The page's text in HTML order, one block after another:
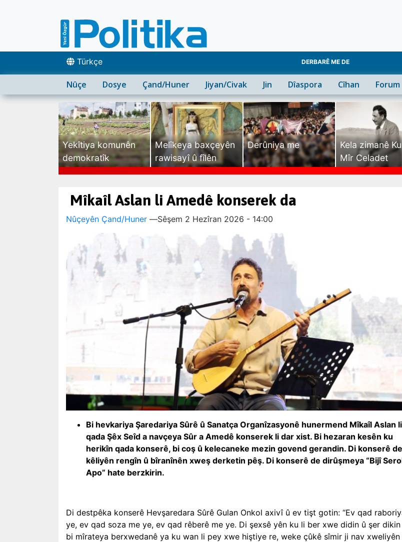
Türkçe DERBARÊ ME DE
Nûçe Dosye Çand/Huner Jiyan/Civak Jin Dîaspora Cîhan Forum
Yekîtiya komunên
demokratîk
Melîkeya baxçeyên
rawisayî û fîlên
Derûniya me
Kela zimanê
Mîr Celadet
Mîkaîl Aslan li Amedê konserek da
Nûçeyên Çand/Huner —Sêşem 2 Hezîran 2026 - 14:00
Bi hevkariya Şaredariya Sûrê û Sanatça Organîzasyonê hunermend Mîkaîl Aslan li
qada Şêx Seîd a navçeya Sûr a Amedê konserek li dar xist. Bi hezaran kesên ku
herikîn qada konserê, bi coş û kelecaneke mezin govend gerandin. Di konserê de
kêliyên rengîn û bîranînên xweş derketin pêş. Di konserê de dirûşmeya “Bijî
Apo” hate berzkirin.
Di destpêka konserê Hevşaredara Sûrê Gulan Onkol axivî û ev tişt gotin: “Ev qad
ye, ev qad soza me ye, ev qad rêberê me ye. Di şexsê yên ku li ber xwe didin û şer
bi mîrateya berxwedanê ya ku wan li pey xwe hiştiye re, weke çûkê sîmir ji nav